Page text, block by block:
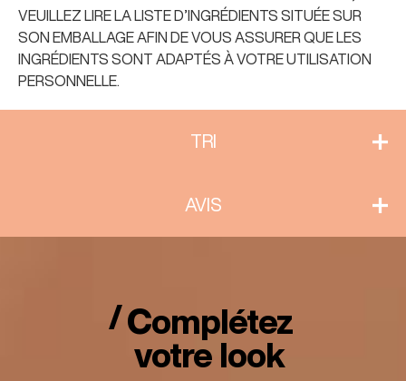
VEUILLEZ LIRE LA LISTE D’INGRÉDIENTS SITUÉE SUR
SON EMBALLAGE AFIN DE VOUS ASSURER QUE LES
INGRÉDIENTS SONT ADAPTÉS À VOTRE UTILISATION
PERSONNELLE.
TRI
AVIS
Complétez
votre look